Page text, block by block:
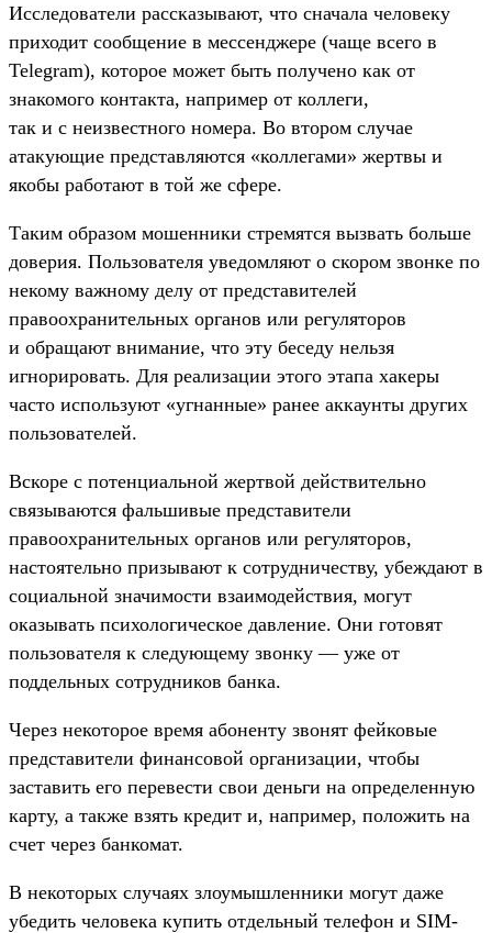
Исследователи рассказывают, что сначала человеку
приходит сообщение в мессенджере (чаще всего в
Telegram), которое может быть получено как от
знакомого контакта, например от коллеги,
так и с неизвестного номера. Во втором случае
атакующие представляются «коллегами» жертвы и
якобы работают в той же сфере.
Таким образом мошенники стремятся вызвать больше
доверия. Пользователя уведомляют о скором звонке по
некому важному делу от представителей
правоохранительных органов или регуляторов
и обращают внимание, что эту беседу нельзя
игнорировать. Для реализации этого этапа хакеры
часто используют «угнанные» ранее аккаунты других
пользователей.
Вскоре с потенциальной жертвой действительно
связываются фальшивые представители
правоохранительных органов или регуляторов,
настоятельно призывают к сотрудничеству, убеждают в
социальной значимости взаимодействия, могут
оказывать психологическое давление. Они готовят
пользователя к следующему звонку — уже от
поддельных сотрудников банка.
Через некоторое время абоненту звонят фейковые
представители финансовой организации, чтобы
заставить его перевести свои деньги на определенную
карту, а также взять кредит и, например, положить на
счет через банкомат.
В некоторых случаях злоумышленники могут даже
убедить человека купить отдельный телефон и SIM-